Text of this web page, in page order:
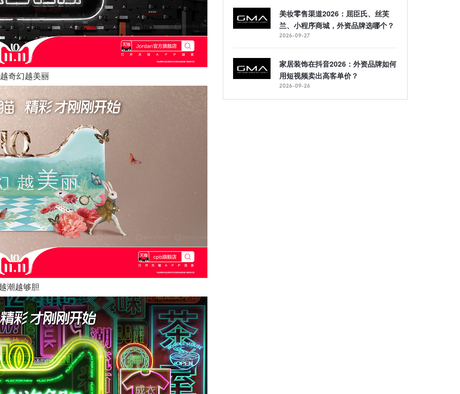
奇幻越美丽
潮越够胆
美妆零售渠道2026：屈臣氏、丝芙
兰、小程序商城，外资品牌选哪个？
2026-09-27
家居装饰在抖音2026：外资品牌如何
用短视频卖出高客单价？
2026-09-26